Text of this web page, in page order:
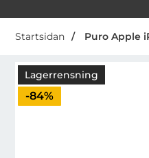
Startsidan Puro Apple
Lagerrensning
Priset är nedsatt med
-84%